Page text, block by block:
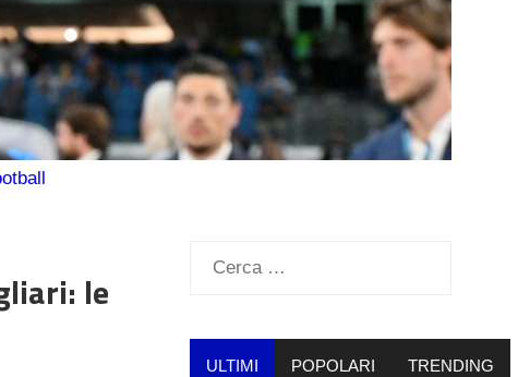
le
Ricerca
ULTIMI POPOLARI TRENDING